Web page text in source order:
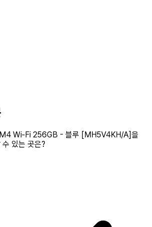
Wi‑Fi 256GB - 블루 [MH5V4KH/A]을
있는 곳은?